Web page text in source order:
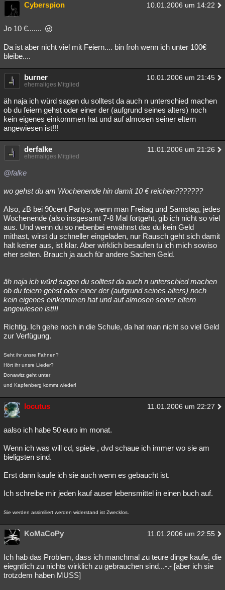
Cyberspion 10.01.2006 um 14:22
Jo 10 €.......
Da ist aber nicht viel mit Feiern.... bin froh wenn ich unter 100€
bleibe....
burner 10.01.2006 um 21:45
ehemaliges Mitglied
äh naja ich würd sagen du solltest da auch n unterschied machen
ob du feiern gehst oder einer der (aufgrund seines alters) noch
kein eigenes einkommen hat und auf almosen seiner eltern
angewiesen ist!!!
derfalke 11.01.2006 um 21:26
ehemaliges Mitglied
@falke
wo gehst du am Wochenende hin damit 10 € reichen???????
Also, zB bei 90cent Partys, wenn man Freitag und Samstag, jedes
Wochenende (also insgesamt 7-8 Mal fortgeht, gib ich nicht so viel
aus. Und wenn du so nebenbei erwähnst das du kein Geld
mithast, wirst du schneller eingeladen, nur Rausch geht sich damit
halt keiner aus, ist klar. Aber wirklich besaufen tu ich mich sowiso
eher selten. Brauch ja auch für andere Sachen Geld.
äh naja ich würd sagen du solltest da auch n unterschied machen
ob du feiern gehst oder einer der (aufgrund seines alters) noch
kein eigenes einkommen hat und auf almosen seiner eltern
angewiesen ist!!!
Richtig. Ich gehe noch in die Schule, da hat man nicht so viel Geld
zur Verfügung.
Seht ihr unsre Fahnen?
Hört ihr unsre Lieder?
Donawitz geht unter
und Kapfenberg kommt wieder!
locutus 11.01.2006 um 22:27
aalso ich habe 50 euro im monat.
Wenn ich was will cd, spiele , dvd schaue ich immer wo sie am
bieligsten sind.
Erst dann kaufe ich sie auch wenn es gebaucht ist.
Ich schreibe mir jeden kauf auser lebensmittel in einen buch auf.
Sie werden assimiliert werden widerstand ist Zwecklos.
KoMaCoPy 11.01.2006 um 22:55
Ich hab das Problem, dass ich manchmal zu teure dinge kaufe, die
eiegntlich zu nichts wirklich zu gebrauchen sind...-.- [aber ich sie
trotzdem haben MUSS]